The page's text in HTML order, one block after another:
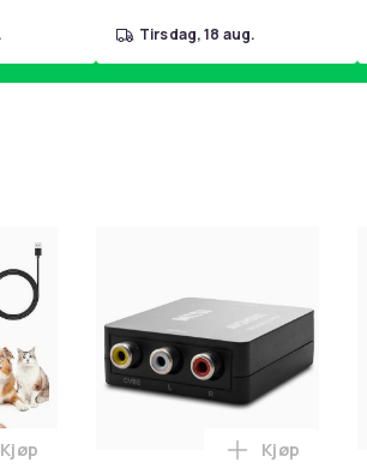
tirsdag, 18 aug.
T-Shirt i handlekurven
1080p i handlekurven
Legg Hundetrimmer / Potetrimmer -
Kjøp Legg RCA
Kjøp